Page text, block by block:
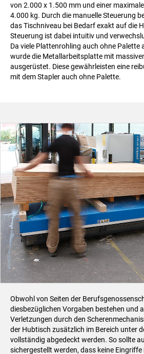
von 2.000 x 1.500 mm und einer
4.000 kg. Durch die manuelle Steuerung
das Tischniveau bei Bedarf exakt auf die
Steuerung ist dabei intuitiv und
Da viele Plattenrohling auch ohne Palette
wurde die Metallarbeitsplatte mit
ausgerüstet. Diese gewährleisten eine
mit dem Stapler auch ohne Palette.
Obwohl von Seiten der
diesbezüglichen Vorgaben bestehen und
Verletzungen durch den
der Hubtisch zusätzlich im Bereich unter
vollständig abgedeckt werden. So sollte
sichergestellt werden, dass keine Eingriffe